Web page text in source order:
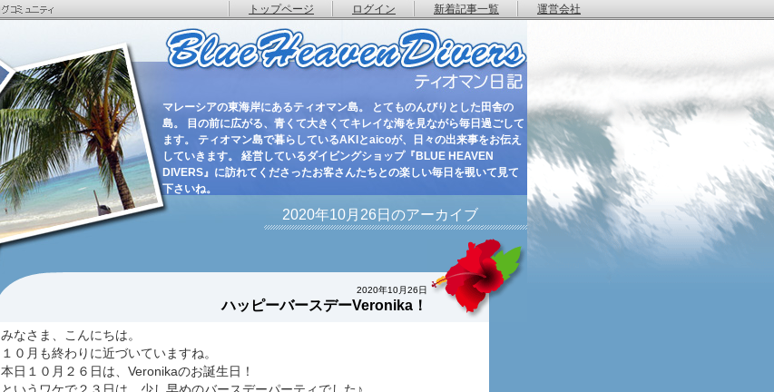
トップページ ログイン 新着記事一覧 運営会社
マレーシアの東海岸にあるティオマン島。 とてものんびりとした田舎の
島。 目の前に広がる、青くて大きくてキレイな海を見ながら毎日過ごして
ます。 ティオマン島で暮らしているAKIとaicoが、日々の出来事をお伝え
していきます。 経営しているダイビングショップ『BLUE HEAVEN
DIVERS』に訪れてくださったお客さんたちとの楽しい毎日を覗いて見て
下さいね。
2020年10月26日のアーカイブ
2020年10月26日
ハッピーバースデーVeronika！
みなさま、こんにちは。
１０月も終わりに近づいていますね。
本日１０月２６日は、Veronikaのお誕生日！